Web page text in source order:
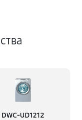
DWC-UD1212